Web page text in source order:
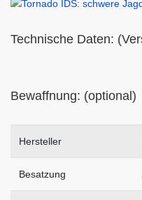
Technische Daten:
Bewaffnung: (optional)
Hersteller
Besatzung